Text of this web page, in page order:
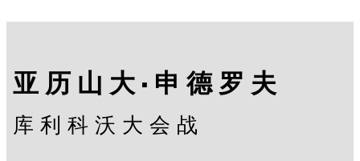
亚历山大·申德罗夫
库利科沃大会战